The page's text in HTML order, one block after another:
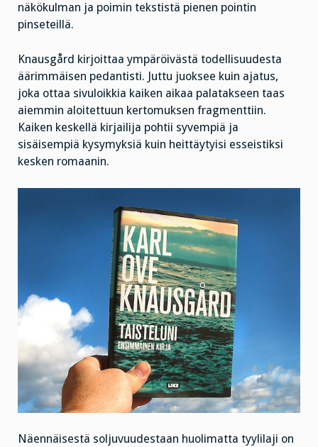
näkökulman ja poimin tekstistä pienen pointin
pinseteillä.
Knausgård kirjoittaa ympäröivästä todellisuudesta
äärimmäisen pedantisti. Juttu juoksee kuin ajatus,
joka ottaa sivuloikkia kaiken aikaa palatakseen taas
aiemmin aloitettuun kertomuksen fragmenttiin.
Kaiken keskellä kirjailija pohtii syvempiä ja
sisäisempiä kysymyksiä kuin heittäytyisi esseistiksi
kesken romaanin.
Näennäisestä soljuvuudestaan huolimatta tyylilaji on